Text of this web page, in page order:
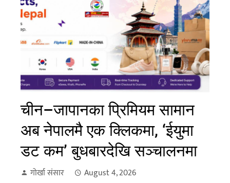
चीन–जापानका प्रिमियम सामान
अब नेपालमै एक क्लिकमा, ‘ईयुमा
डट कम’ बुधबारदेखि सञ्चालनमा
गोर्खा संसार August 4, 2026